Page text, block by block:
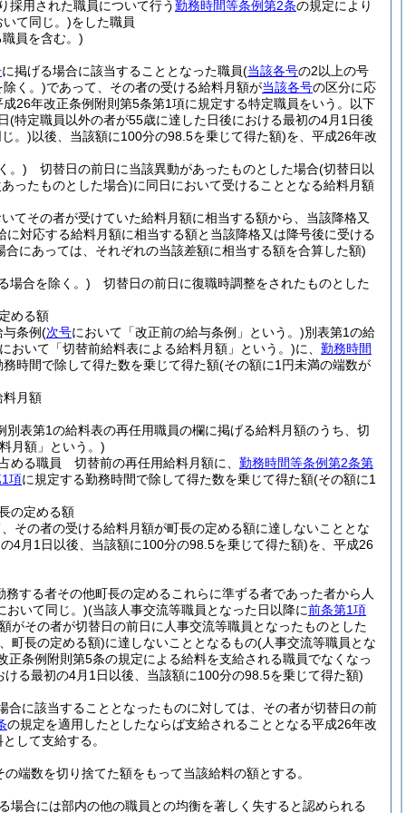
採用された職員について行う勤務時間等条例第2条の規定により
いて同じ。)をした職員
員を含む。)
に掲げる場合に該当することとなった職員(当該各号の2以上の号
除く。)であって、その者の受ける給料月額が当該各号の区分に応
成26年改正条例附則第5条第1項に規定する特定職員をいう。以下
(特定職員以外の者が55歳に達した日後における最初の4月1日後
。)以後、当該額に100分の98.5を乗じて得た額)を、平成26年改
。) 切替日の前日に当該異動があったものとした場合(切替日以
ったものとした場合)に同日において受けることとなる給料月額
てその者が受けていた給料月額に相当する額から、当該降格又
対応する給料月額に相当する額と当該降格又は降号後に受ける
にあっては、それぞれの当該差額に相当する額を合算した額)
場合を除く。) 切替日の前日に復職時調整をされたものとした
める額
条例(次号において「改正前の給与条例」という。)別表第1の給
において「切替前給料表による給料月額」という。)に、 勤務時間
時間で除して得た数を乗じて得た額(その額に1円未満の端数が
月額
表第1の給料表の再任用職員の欄に掲げる給料月額のうち、切
月額」という。)
める職員 切替前の再任用給料月額に、 勤務時間等条例第2条第
項に規定する勤務時間で除して得た数を乗じて得た額(その額に1
の定める額
その者の受ける給料月額が町長の定める額に達しないこととな
4月1日以後、当該額に100分の98.5を乗じて得た額)を、平成26
する者その他町長の定めるこれらに準ずる者であった者から人
おいて同じ。)(当該人事交流等職員となった日以降に前条第1項
がその者が切替日の前日に人事交流等職員となったものとした
町長の定める額)に達しないこととなるもの(人事交流等職員とな
条例附則第5条の規定による給料を支給される職員でなくなっ
る最初の4月1日以後、当該額に100分の98.5を乗じて得た額)
合に該当することとなったものに対しては、その者が切替日の前
の規定を適用したとしたならば支給されることとなる平成26年改
して支給する。
端数を切り捨てた額をもって当該給料の額とする。
場合には部内の他の職員との均衡を著しく失すると認められる